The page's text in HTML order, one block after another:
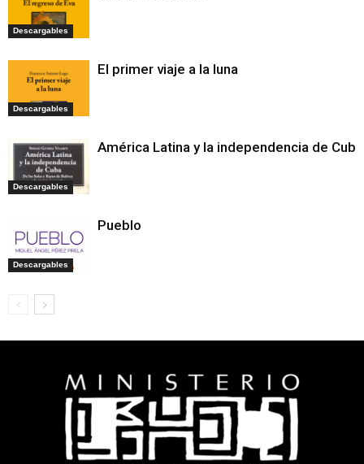
Descargables
Descargables
El primer viaje a la luna
Descargables
América Latina y la independencia de Cuba
Descargables
Pueblo